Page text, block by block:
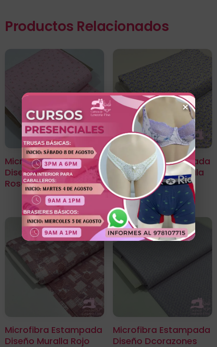
Productos Relacionados
Microfibra Estampada
Diseño Royal Florales
Rosado
Microfibra Estampada
Diseño Margarita Lila
Microfibra Estampada
Diseño Muralla Rojo
Microfibra Estampada
Diseño Dcorazones
×